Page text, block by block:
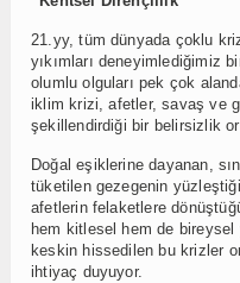
21.yy, tüm dünyada çoklu
yıkımları deneyimlediğimiz
olumlu olguları pek çok
iklim krizi, afetler, savaş ve
şekillendirdiği bir belirsizlik
Doğal eşiklerine dayanan,
tüketilen gezegenin
afetlerin felaketlere
hem kitlesel hem de bireysel
keskin hissedilen bu krizler
ihtiyaç duyuyor.